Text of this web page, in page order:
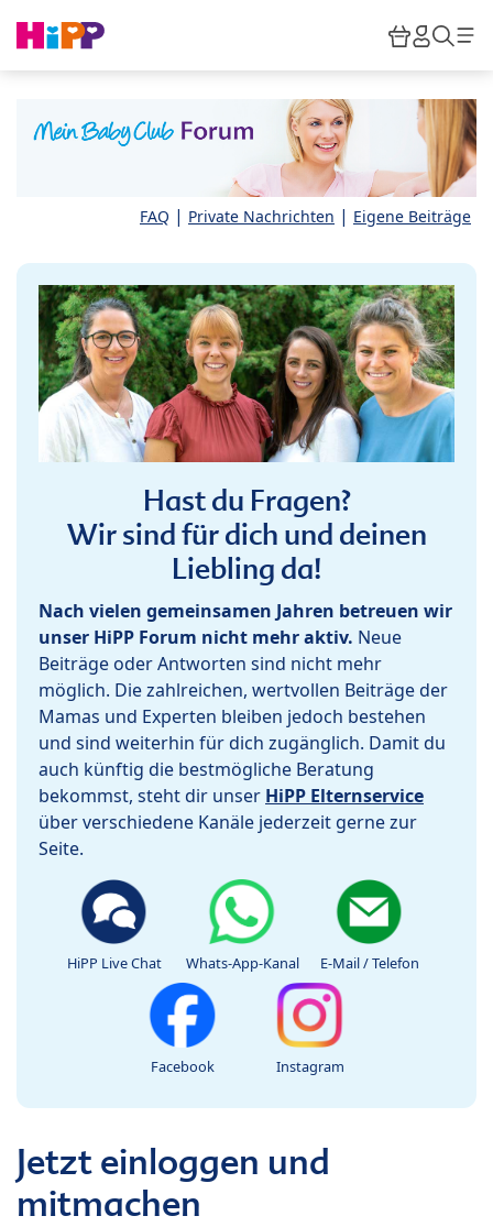
HiPP
FAQ | Private Nachrichten | Eigene Beiträge
Hast du Fragen?
Wir sind für dich und deinen
Liebling da!
Nach vielen gemeinsamen Jahren betreuen wir
unser HiPP Forum nicht mehr aktiv. Neue
Beiträge oder Antworten sind nicht mehr
möglich. Die zahlreichen, wertvollen Beiträge der
Mamas und Experten bleiben jedoch bestehen
und sind weiterhin für dich zugänglich. Damit du
auch künftig die bestmögliche Beratung
bekommst, steht dir unser HiPP Elternservice
über verschiedene Kanäle jederzeit gerne zur
Seite.
HiPP Live Chat Whats-App-Kanal E-Mail / Telefon
Facebook Instagram
Jetzt einloggen und
mitmachen